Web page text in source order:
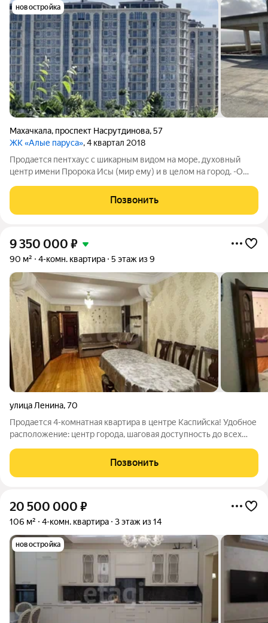
новостройка
Махачкала, проспект Насрутдинова,57
ЖК «Алые паруса», 4 квартал 2018
Продается пентхаус с шикарным видом на море, духовный
центр имени Пророка Исы (мир ему) и в целом на город. -О
площадью 5000 квМ, с детской площадкой, со взрослыми
тренажерами во дворе, зоной
Позвонить
9 350 000 ₽
90 м² 4-комн. квартира 5 этаж из 9
улица Ленина,70
Продается 4-комнатная квартира в центре Каспийска! Удобное
расположение: центр города, шаговая доступность до всех
оборудована современная
Позвонить
20 500 000 ₽
106 м² 4-комн. квартира 3 этаж из 14
новостройка